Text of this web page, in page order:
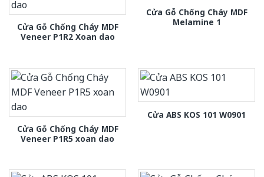
Cửa Gỗ Chống Cháy MDF
Veneer P1R2 Xoan dao
Cửa Gỗ Chống Cháy MDF
Melamine 1
Cửa Gỗ Chống Cháy MDF
Veneer P1R5 xoan dao
Cửa ABS KOS 101 W0901